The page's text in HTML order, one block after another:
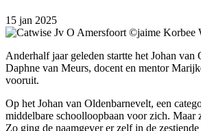
15 jan 2025
Anderhalf jaar geleden startte het Johan
Daphne van Meurs, docent en mentor
vooruit.
Op het Johan van Oldenbarnevelt, een
middelbare schoolloopbaan voor zich. Maar
Zo ging de naamgever er zelf in de